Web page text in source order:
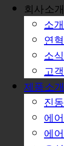
회사소
소
연
소
고
제품소
진
에
에